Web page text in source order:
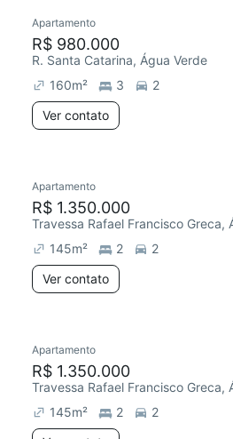
Apartamento
R$ 980.000
R. Santa Catarina, Água Verde
160m² 3
2
Ver contato
Apartamento
R$ 1.350.000
Travessa Rafael Francisco Greca,
145m² 2
2
Ver contato
Apartamento
R$ 1.350.000
Travessa Rafael Francisco Greca,
145m² 2
2